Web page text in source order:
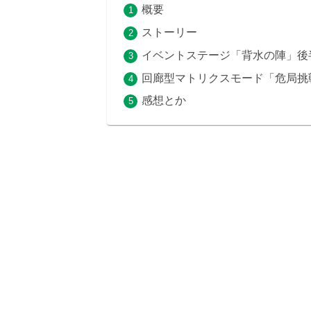
概要
ストーリー
イベントステージ「背水の陣」後
回廊型マトリクスモード「危局挑
感想とか